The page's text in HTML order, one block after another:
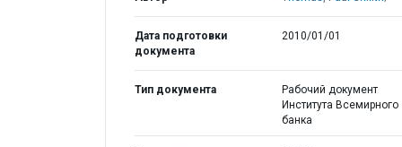
Дата подготовки
документа
2010/01/01
Тип документа
Рабочий документ
Института Всемирного
банка